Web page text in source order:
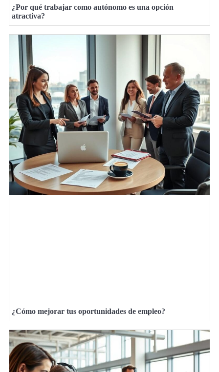
¿Por qué trabajar como autónomo es una opción
atractiva?
¿Cómo mejorar tus oportunidades de empleo?